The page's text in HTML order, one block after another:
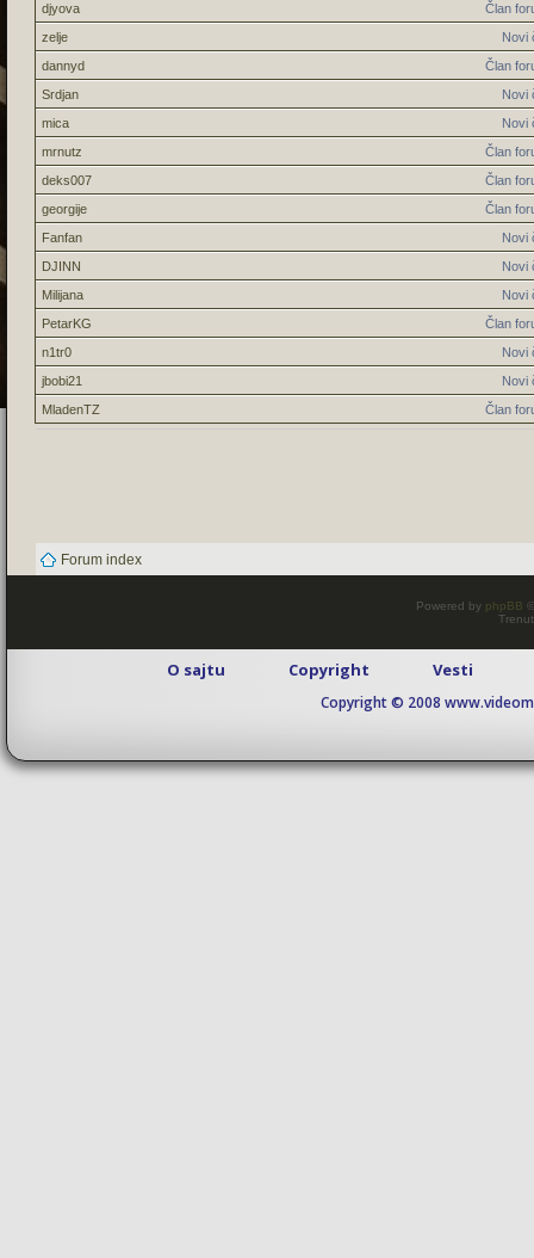
Član
djyova
Novi
zelje
Član
dannyd
Novi
Srdjan
Novi
mica
Član
mrnutz
Član
deks007
Član
georgije
Novi
Fanfan
Novi
DJINN
Novi
Milijana
Član
PetarKG
Novi
n1tr0
Novi
jbobi21
Član
MladenTZ
Forum index
Powered by phpBB
O sajtu Copyright Vesti
Copyright © 2008